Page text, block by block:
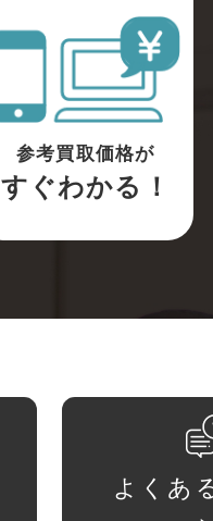
参考買取価格が
すぐわかる！
よくあ